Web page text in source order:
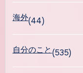
海外(44)
自分のこと(535)